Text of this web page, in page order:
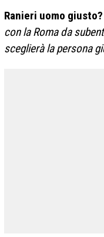
Ranieri uomo giusto?
con la Roma da
sceglierà la persona